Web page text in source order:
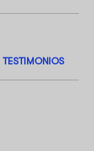
TESTIMONIOS